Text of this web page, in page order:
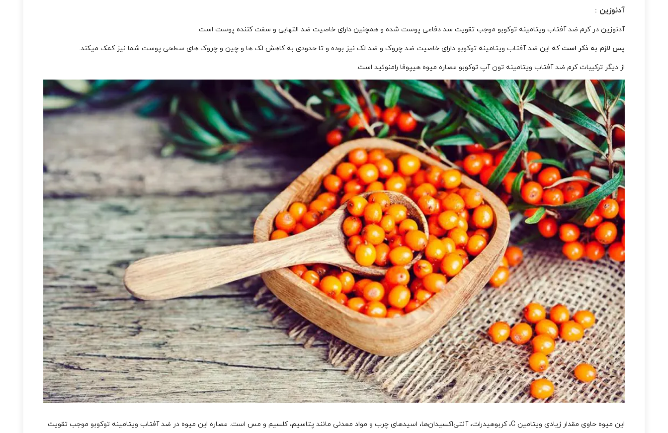
آدنوزین :
آدنوزین در کرم ضد آفتاب ویتامینه توکوبو موجب تقویت سد دفاعی پوست شده و همچنین دارای خاصیت ضد التهابی و سفت کننده پوست است.
پس لازم به ذکر است که این ضد آفتاب ویتامینه توکوبو دارای خاصیت ضد چروک و ضد لک نیز بوده و تا حدودی به کاهش لک ها و چین و چروک های سطحی پوست شما نیز کمک میکند.
از دیگر ترکیبات کرم ضد آفتاب ویتامینه تون آپ توکوبو عصاره میوه هیپوفا رامنوئید است.
این میوه حاوی مقدار زیادی ویتامین C، کربوهیدرات، آنتی‌اکسیدان‌ها، اسیدهای چرب و مواد معدنی مانند پتاسیم، کلسیم و مس است. عصاره این میوه در ضد آفتاب ویتامینه توکوبو موجب تقویت